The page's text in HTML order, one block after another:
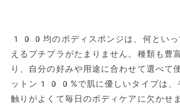
100均のボディスポンジは、何とい
えるプチプラがたまりません。種類も豊
り、自分の好みや用途に合わせて選べて
ットン100%で肌に優しいタイプは、
触りがよくて毎日のボディケアに欠かせ